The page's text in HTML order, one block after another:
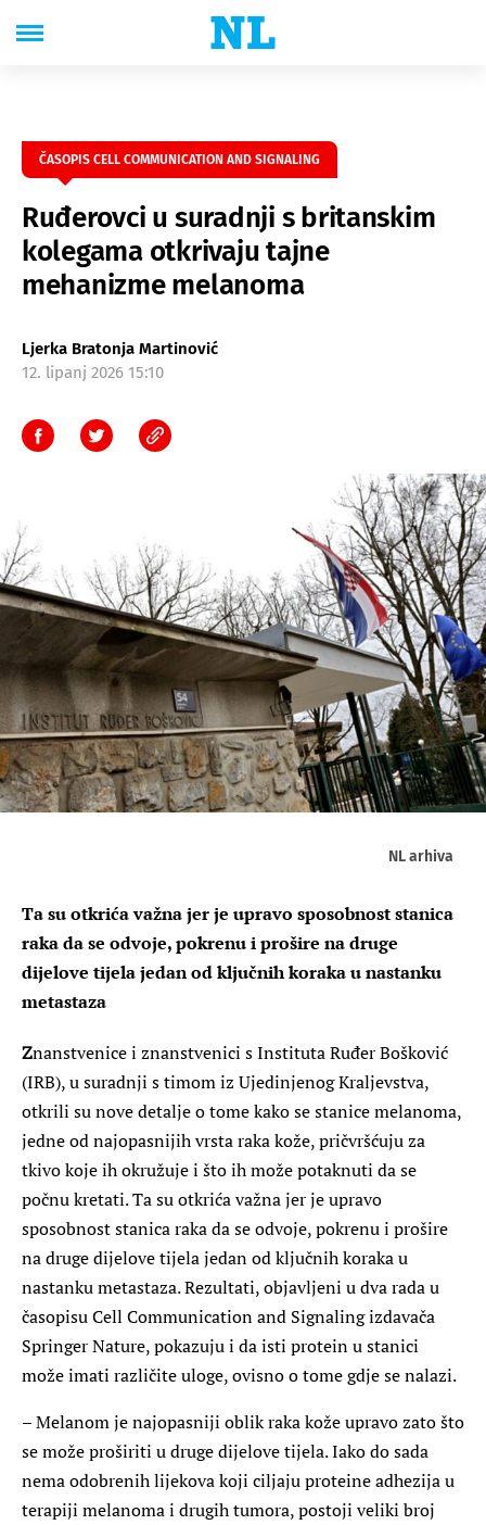
ČASOPIS CELL COMMUNICATION AND SIGNALING
Ruđerovci u suradnji s britanskim
kolegama otkrivaju tajne
mehanizme melanoma
Ljerka Bratonja Martinović
12. lipanj 2026 15:10
NL arhiva
Ta su otkrića važna jer je upravo sposobnost stanica
raka da se odvoje, pokrenu i prošire na druge
dijelove tijela jedan od ključnih koraka u nastanku
metastaza
Znanstvenice i znanstvenici s Instituta Ruđer Bošković
(IRB), u suradnji s timom iz Ujedinjenog Kraljevstva,
otkrili su nove detalje o tome kako se stanice melanoma,
jedne od najopasnijih vrsta raka kože, pričvršćuju za
tkivo koje ih okružuje i što ih može potaknuti da se
počnu kretati. Ta su otkrića važna jer je upravo
sposobnost stanica raka da se odvoje, pokrenu i prošire
na druge dijelove tijela jedan od ključnih koraka u
nastanku metastaza. Rezultati, objavljeni u dva rada u
časopisu Cell Communication and Signaling izdavača
Springer Nature, pokazuju i da isti protein u stanici
može imati različite uloge, ovisno o tome gdje se nalazi.
– Melanom je najopasniji oblik raka kože upravo zato što
se može proširiti u druge dijelove tijela. Iako do sada
nema odobrenih lijekova koji ciljaju proteine adhezija u
terapiji melanoma i drugih tumora, postoji veliki broj